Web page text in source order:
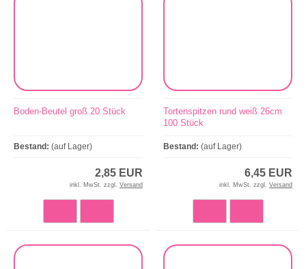
Boden-Beutel groß 20 Stück
Bestand: (auf Lager)
2,85 EUR
inkl. MwSt. zzgl. Versand
Tortenspitzen rund weiß 26cm
100 Stück
Bestand: (auf Lager)
6,45 EUR
inkl. MwSt. zzgl. Versand